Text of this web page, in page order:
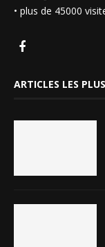
• plus de 45000
ARTICLES LES